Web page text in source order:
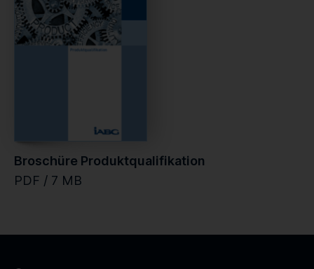
Broschüre Produktqualifikation
PDF / 7 MB